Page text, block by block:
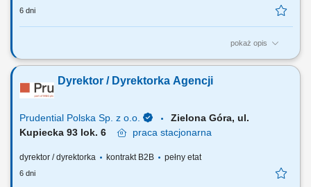
6 dni
pokaż opis
Za co będziesz odpowiadać: własny biznes przychodowy i zarządzanie
Planowania Finansowego oraz Menedżerów, budowanie portfela
Klientów poprzez aktywną sprzedaż własną, zapewnienie wsparcia
Dyrektor / Dyrektorka Agencji
Prudential Polska Sp. z o.o.
Zielona Góra, ul.
Kupiecka 93 lok. 6
praca stacjonarna
dyrektor / dyrektorka kontrakt B2B pełny etat
6 dni